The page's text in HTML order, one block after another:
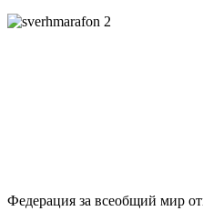
Федерация за всеобщий мир